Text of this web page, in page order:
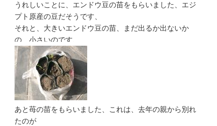
うれしいことに、エンドウ豆の苗をもらいました、エジ
プト原産の豆だそうです、
それと、大きいエンドウ豆の苗、まだ出るか出ないか
の、小さいのです、
あと苺の苗をもらいました、これは、去年の親から別れ
たのが